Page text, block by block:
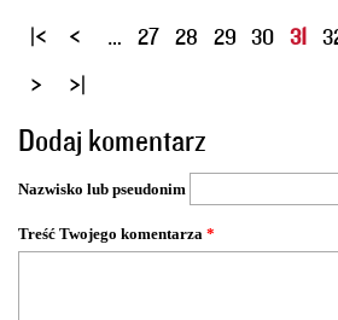
S
o
n
y
… 27 28 29 30 31
Dodaj komentarz
Nazwisko lub pseudonim
Treść Twojego komentarza *